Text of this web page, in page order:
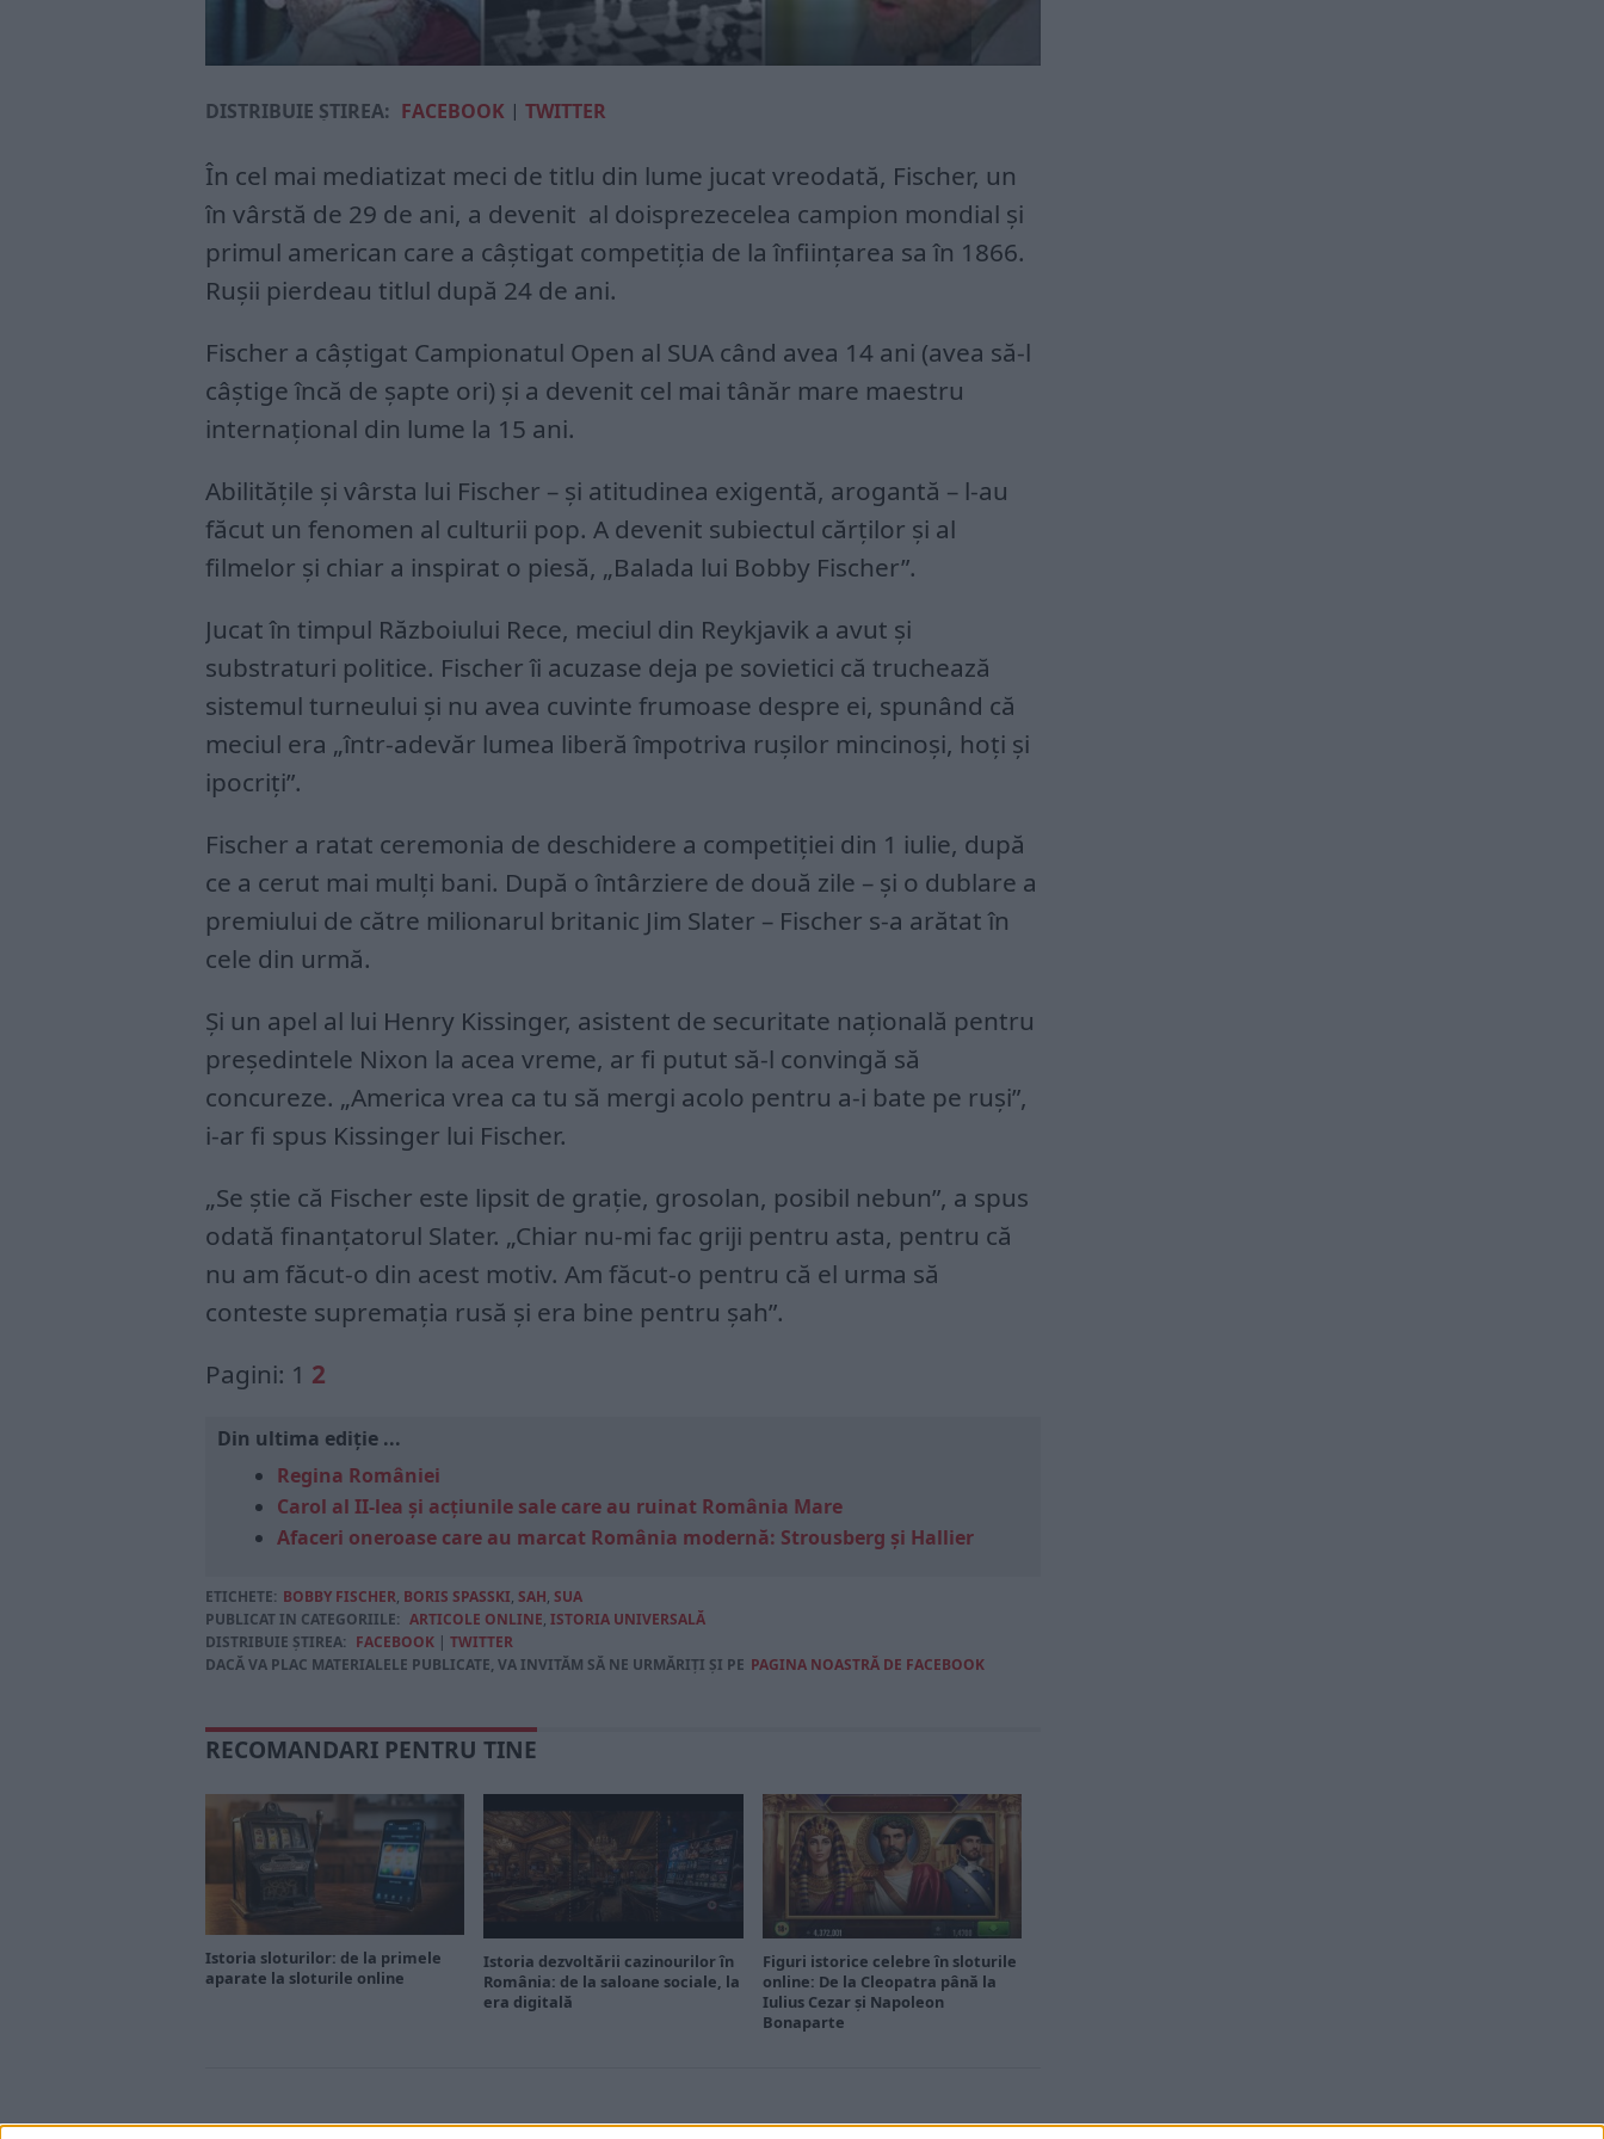
DISTRIBUIE ȘTIREA: FACEBOOK | TWITTER
În cel mai mediatizat meci de titlu din lume jucat vreodată, Fischer, un
în vârstă de 29 de ani, a devenit al doisprezecelea campion mondial și
primul american care a câștigat competiția de la înființarea sa în 1866.
Rușii pierdeau titlul după 24 de ani.
Fischer a câștigat Campionatul Open al SUA când avea 14 ani (avea să-l
câștige încă de șapte ori) și a devenit cel mai tânăr mare maestru
internațional din lume la 15 ani.
Abilitățile și vârsta lui Fischer – și atitudinea exigentă, arogantă – l-au
făcut un fenomen al culturii pop. A devenit subiectul cărților și al
filmelor și chiar a inspirat o piesă, „Balada lui Bobby Fischer”.
Jucat în timpul Războiului Rece, meciul din Reykjavik a avut și
substraturi politice. Fischer îi acuzase deja pe sovietici că truchează
sistemul turneului și nu avea cuvinte frumoase despre ei, spunând că
meciul era „într-adevăr lumea liberă împotriva rușilor mincinoși, hoți și
ipocriți”.
Fischer a ratat ceremonia de deschidere a competiției din 1 iulie, după
ce a cerut mai mulți bani. După o întârziere de două zile – și o dublare a
premiului de către milionarul britanic Jim Slater – Fischer s-a arătat în
cele din urmă.
Și un apel al lui Henry Kissinger, asistent de securitate națională pentru
președintele Nixon la acea vreme, ar fi putut să-l convingă să
concureze. „America vrea ca tu să mergi acolo pentru a-i bate pe ruși”,
i-ar fi spus Kissinger lui Fischer.
„Se știe că Fischer este lipsit de grație, grosolan, posibil nebun”, a spus
odată finanțatorul Slater. „Chiar nu-mi fac griji pentru asta, pentru că
nu am făcut-o din acest motiv. Am făcut-o pentru că el urma să
conteste supremația rusă și era bine pentru șah”.
Pagini: 1 2
Din ultima ediție ...
Regina României
Carol al II-lea și acțiunile sale care au ruinat România Mare
Afaceri oneroase care au marcat România modernă: Strousberg și Hallier
ETICHETE: BOBBY FISCHER, BORIS SPASSKI, SAH, SUA
PUBLICAT IN CATEGORIILE: ARTICOLE ONLINE, ISTORIA UNIVERSALĂ
DISTRIBUIE ȘTIREA: FACEBOOK | TWITTER
DACĂ VA PLAC MATERIALELE PUBLICATE, VA INVITĂM SĂ NE URMĂRIȚI ȘI PE PAGINA NOASTRĂ DE FACEBOOK
RECOMANDARI PENTRU TINE
Istoria sloturilor: de la primele
aparate la sloturile online
Istoria dezvoltării cazinourilor în
România: de la saloane sociale, la
era digitală
Figuri istorice celebre în sloturile
online: De la Cleopatra până la
Iulius Cezar și Napoleon
Bonaparte